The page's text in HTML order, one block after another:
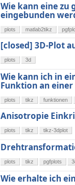
Wie kann eine
eingebunden
plots matlab2tikz
[closed] 3D-Plot
plots 3d
Wie kann ich in
Funktion an
plots tikz funktionen
Anisotropie
plots tikz tikz-3dplot
plots tikz pgfplots
Wie erhalte ich